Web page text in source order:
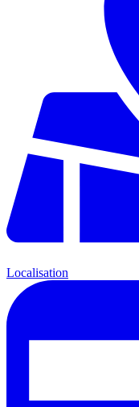
Localisation